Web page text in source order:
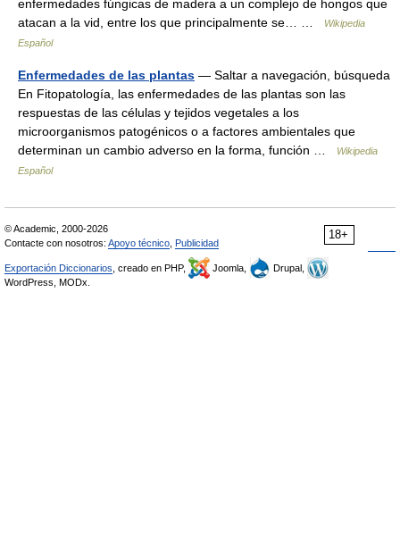
enfermedades fúngicas de madera a un complejo de hongos que
atacan a la vid, entre los que principalmente se… …
Wikipedia
Español
Enfermedades de las plantas — Saltar a navegación, búsqueda
En Fitopatología, las enfermedades de las plantas son las
respuestas de las células y tejidos vegetales a los
microorganismos patogénicos o a factores ambientales que
determinan un cambio adverso en la forma, función …
Wikipedia
Español
18+
© Academic, 2000-2026
Contacte con nosotros: Apoyo técnico Publicidad
Exportación Diccionarios , creado en PHP, Joomla,
Drupal,
WordPress, MODx.